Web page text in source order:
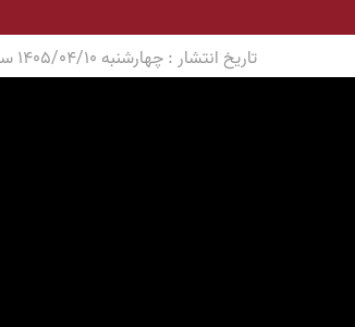
تاریخ انتشار :چهارشنبه 1405/04/10 ساعت 14:30